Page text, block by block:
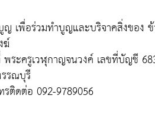
เพื่อร่วมทำบูญและบริจาคสิ่งของ
ฆ์
พระครูเวฬุกาญจนวงค์ เลขที่บัญชี
รณบุรี
รติดต่อ 092-9789056